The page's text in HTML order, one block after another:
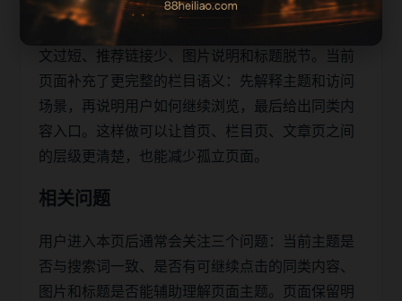
从 SEO 角度看，旧站内容页最容易出现的问题是正
文过短、推荐链接少、图片说明和标题脱节。当前
页面补充了更完整的栏目语义：先解释主题和访问
场景，再说明用户如何继续浏览，最后给出同类内
容入口。这样做可以让首页、栏目页、文章页之间
的层级更清楚，也能减少孤立页面。
相关问题
用户进入本页后通常会关注三个问题：当前主题是
否与搜索词一致、是否有可继续点击的同类内容、
图片和标题是否能辅助理解页面主题。页面保留明